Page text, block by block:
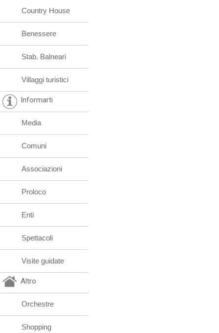
Country House
Benessere
Stab. Balneari
Villaggi turistici
Informarti
Media
Comuni
Associazioni
Proloco
Enti
Spettacoli
Visite guidate
Altro
Orchestre
Shopping